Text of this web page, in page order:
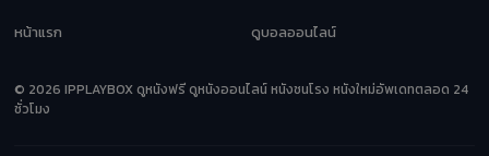
หน้าแรก ดูบอลออนไลน์
© 2026 IPPLAYBOX ดูหนังฟรี ดูหนังออนไลน์ หนังชนโรง หนังใหม่อัพเดทตลอด 24
ชั่วโมง